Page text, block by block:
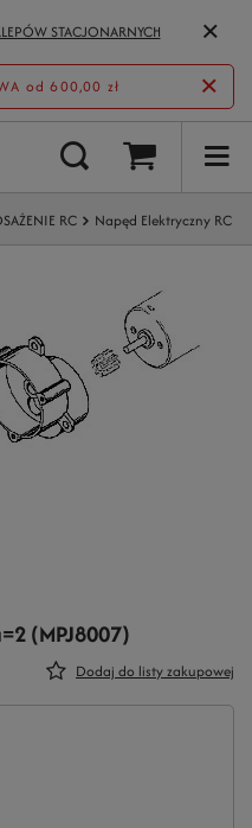
STACJONARNYCH
od 600,00 zł
RC Napęd Elektryczny RC
(MPJ8007)
Dodaj do listy zakupowej